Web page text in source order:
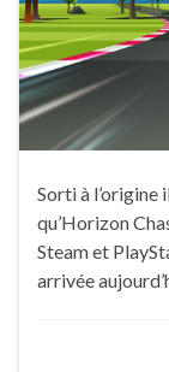
Sorti à l’origine
qu’Horizon
Steam et
arrivée